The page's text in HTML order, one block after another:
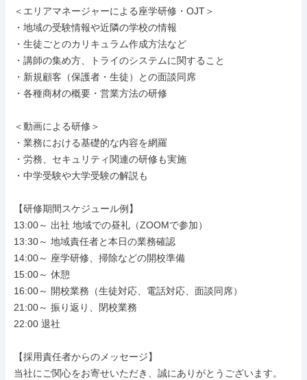
＜エリアマネージャーによる座学研修・OJT＞
・地域の受験情報や近隣の学校の情報
・生徒ごとのカリキュラム作成方法など
・講師の集め方、トライのシステムに関すること
・新規顧客（保護者・生徒）との面談同席
・各種商材の概要・営業方法の研修
＜動画による研修＞
・業務における基礎的な内容を網羅
・労務、セキュリティ関連の研修も実施
・中学受験や大学受験の解説も
【研修期間スケジュール例】
13:00～ 出社 地域での昼礼（ZOOMで参加）
13:30～ 地域責任者と本日の業務確認
14:00～ 座学研修、掃除などの開校準備
15:00～ 休憩
16:00～ 開校業務（生徒対応、電話対応、面談同席）
21:00～ 振り返り、閉校業務
22:00 退社
【採用責任者からのメッセージ】
当社にご関心をお寄せいただき、誠にありがとうございます。